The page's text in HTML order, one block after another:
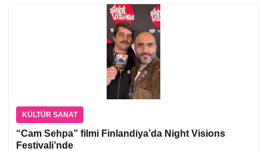
KÜLTÜR SANAT
“Cam Sehpa” filmi Finlandiya’da Night Visions
Festivali’nde